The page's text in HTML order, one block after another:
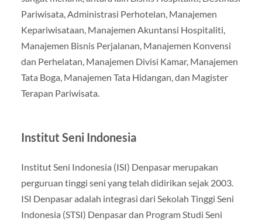
Pariwisata, Administrasi Perhotelan, Manajemen
Kepariwisataan, Manajemen Akuntansi Hospitaliti,
Manajemen Bisnis Perjalanan, Manajemen Konvensi
dan Perhelatan, Manajemen Divisi Kamar, Manajemen
Tata Boga, Manajemen Tata Hidangan, dan Magister
Terapan Pariwisata.
Institut Seni Indonesia
Institut Seni Indonesia (ISI) Denpasar merupakan
perguruan tinggi seni yang telah didirikan sejak 2003.
ISI Denpasar adalah integrasi dari Sekolah Tinggi Seni
Indonesia (STSI) Denpasar dan Program Studi Seni